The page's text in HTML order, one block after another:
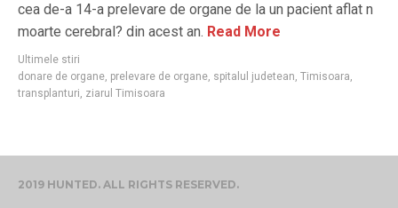
cea de-a 14-a prelevare de organe de la un pacient aflat n
moarte cerebral? din acest an. Read More
Ultimele stiri
donare de organe, prelevare de organe, spitalul judetean, Timisoara,
transplanturi, ziarul Timisoara
2019 HUNTED. ALL RIGHTS RESERVED.